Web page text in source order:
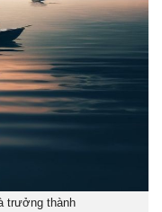
trưởng thành